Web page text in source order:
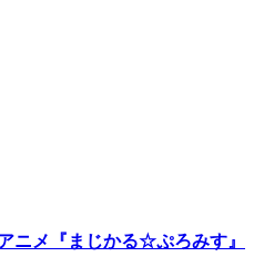
ニメ『まじかる☆ぷろみす』